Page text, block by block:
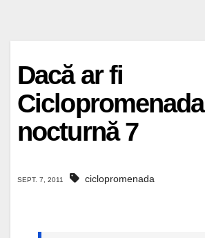
Dacă ar fi
Ciclopromenada
nocturnă 7
SEPT. 7, 2011 ciclopromenada